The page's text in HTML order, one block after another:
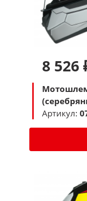
8 526
Мотошлем
Артикул: